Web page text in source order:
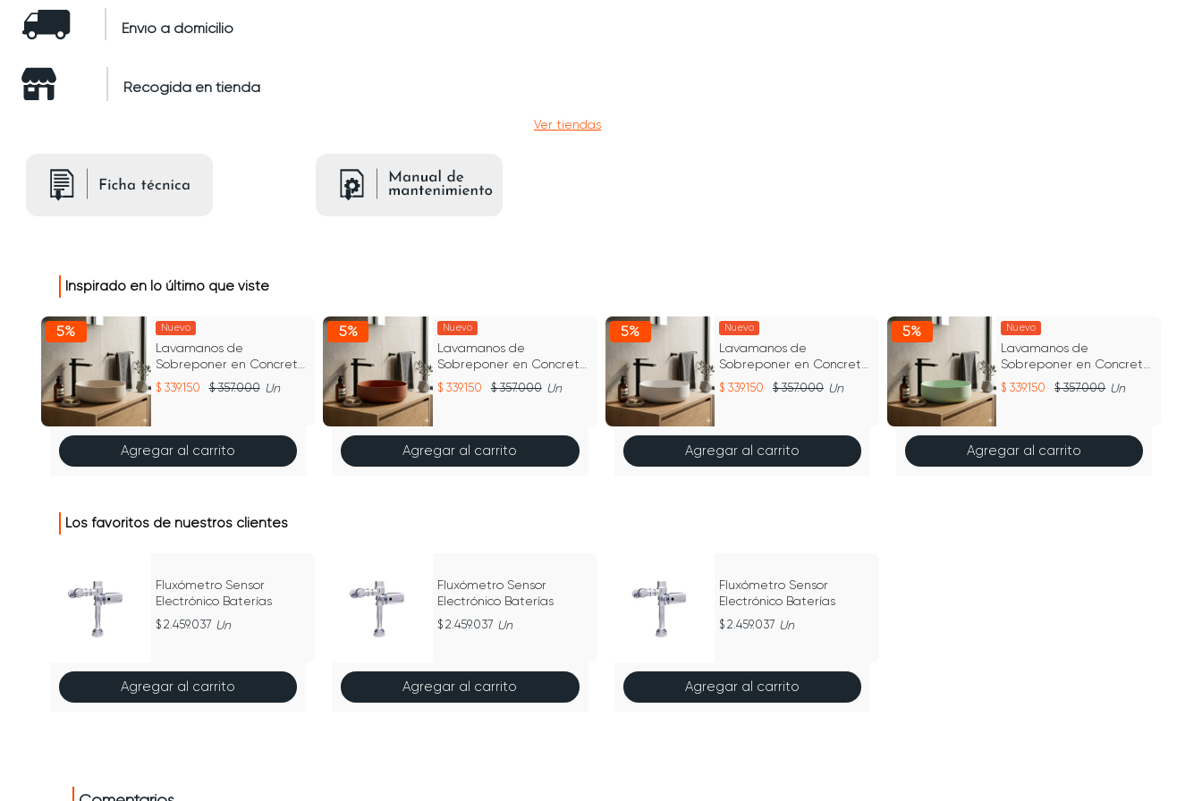
Envío a domicilio
Recogida en tienda
Ver tiendas
Inspirado en lo último que viste
5% Nuevo
Lavamanos de
Sobreponer en Concreto
Fladd 02 Color Beige Lino
339.150 357.000 Un
Agregar al carrito
5% Nuevo
Lavamanos de
Sobreponer en Concreto
Fladd 02 Color Terracota
339.150 357.000 Un
Agregar al carrito
5% Nuevo
Lavamanos de
Sobreponer en Concreto
Fladd 02 Color Blanco
Tulum
339.150 357.000 Un
Agregar al carrito
5% Nuevo
Lavamanos de
Sobreponer en Concreto
Fladd 02 Color Verde
Ceiba
339.150 357.000 Un
Agregar al carrito
Los favoritos de nuestros clientes
Fluxómetro Sensor
Electrónico Baterías
2.459.037 Un
Agregar al carrito
Fluxómetro Sensor
Electrónico Baterías
2.459.037 Un
Agregar al carrito
Fluxómetro Sensor
Electrónico Baterías
2.459.037 Un
Agregar al carrito